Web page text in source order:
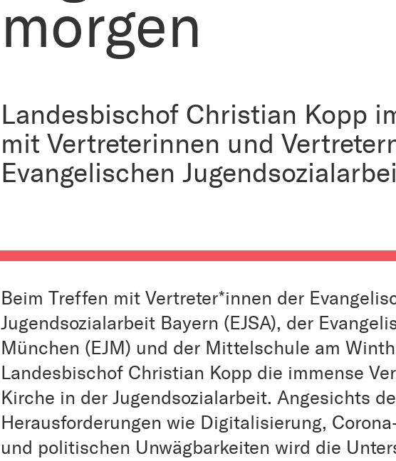
morgen
Landesbischof Christian Kopp
mit Vertreterinnen und
Evangelischen
Beim Treffen mit Vertreter*innen der
Jugendsozialarbeit Bayern (EJSA), der
München (EJM) und der Mittelschule am
Landesbischof Christian Kopp die immense
Kirche in der Jugendsozialarbeit. Angesichts
Herausforderungen wie Digitalisierung,
und politischen Unwägbarkeiten wird die